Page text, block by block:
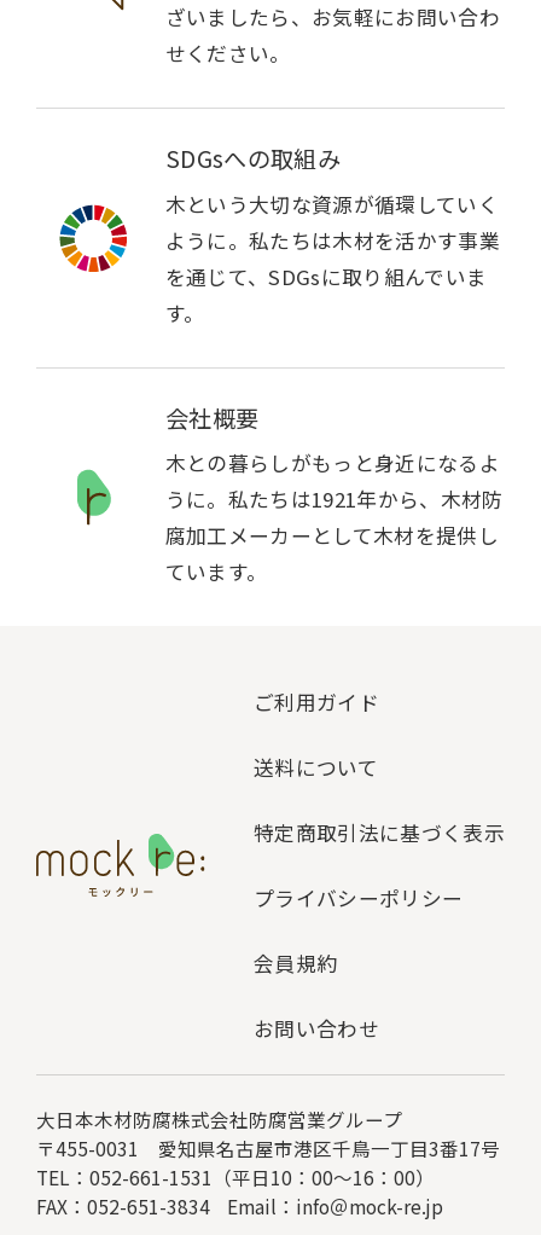
ざいましたら、お気軽にお問い合わ
せください。
SDGsへの取組み
木という大切な資源が循環していく
ように。私たちは木材を活かす事業
を通じて、SDGsに取り組んでいま
す。
会社概要
木との暮らしがもっと身近になるよ
うに。私たちは1921年から、木材防
腐加工メーカーとして木材を提供し
ています。
ご利用ガイド
送料について
特定商取引法に基づく表示
プライバシーポリシー
会員規約
お問い合わせ
大日本木材防腐株式会社防腐営業グループ
〒455-0031 愛知県名古屋市港区千鳥一丁目3番17号
TEL：052-661-1531（平日10：00～16：00）
FAX：052-651-3834
Email： info＠mock-re.jp